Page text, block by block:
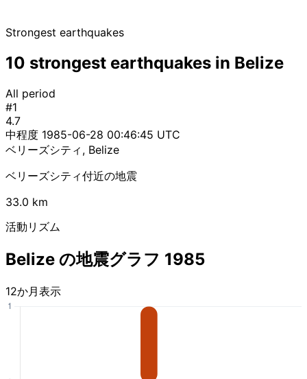
Strongest earthquakes
10 strongest earthquakes in Belize
All period
#1
4.7
中程度 1985-06-28 00:46:45 UTC
ベリーズシティ, Belize
ベリーズシティ付近の地震
33.0 km
活動リズム
Belize の地震グラフ 1985
12か月表示